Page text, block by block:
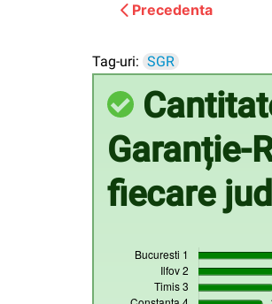
Precedenta
Tag-uri: SGR
Garanție-
fiecare